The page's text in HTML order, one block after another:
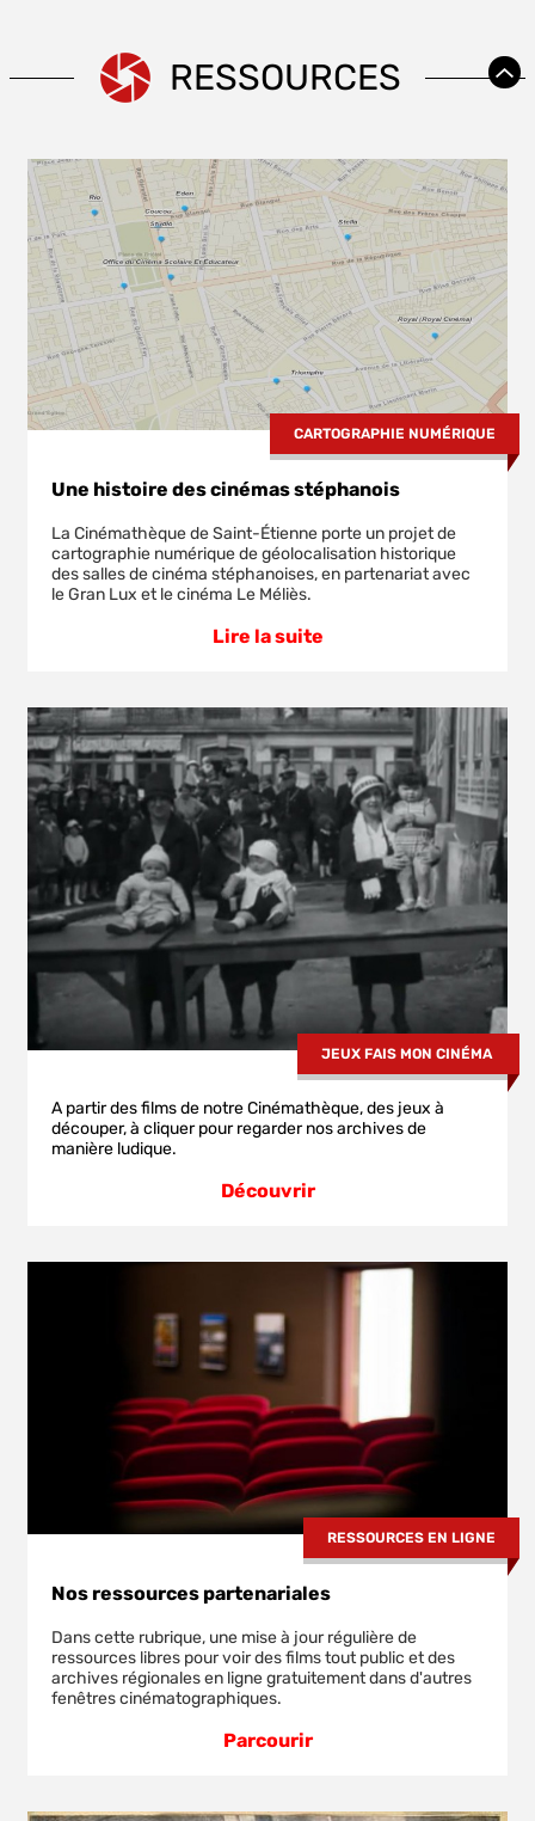
RESSOURCES
CARTOGRAPHIE NUMÉRIQUE
Une histoire des cinémas stéphanois
La Cinémathèque de Saint-Étienne porte un projet de
cartographie numérique de géolocalisation historique
des salles de cinéma stéphanoises, en partenariat avec
le Gran Lux et le cinéma Le Méliès.
Lire la suite
JEUX FAIS MON CINÉMA
A partir des films de notre Cinémathèque, des jeux à
découper, à cliquer pour regarder nos archives de
manière ludique.
Découvrir
RESSOURCES EN LIGNE
Nos ressources partenariales
Dans cette rubrique, une mise à jour régulière de
ressources libres pour voir des films tout public et des
archives régionales en ligne gratuitement dans d'autres
fenêtres cinématographiques.
Parcourir